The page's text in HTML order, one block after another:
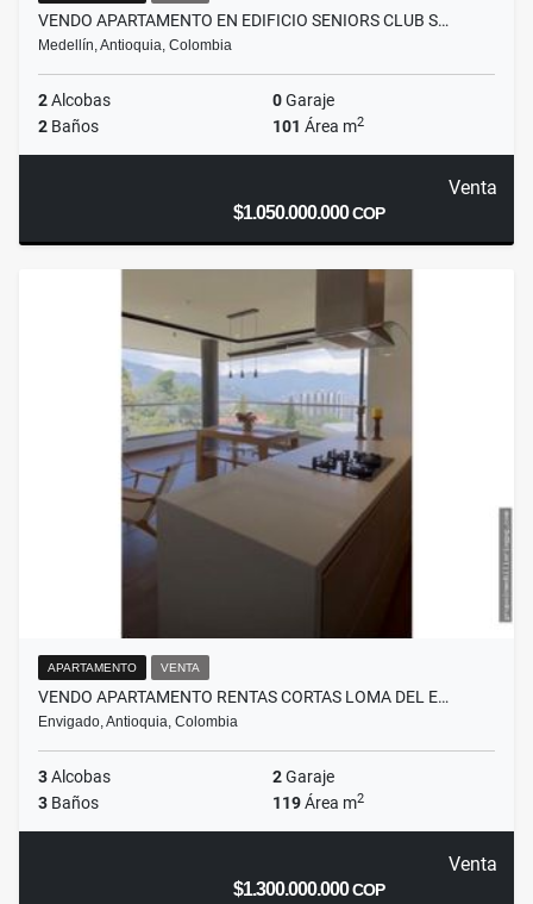
VENDO APARTAMENTO EN EDIFICIO SENIORS CLUB S…
Medellín, Antioquia, Colombia
2Alcobas 0Garaje
2 Baños 101 Área m2
Venta
$1.050.000.000COP
APARTAMENTO VENTA
VENDO APARTAMENTO RENTAS CORTAS LOMA DEL E…
Envigado, Antioquia, Colombia
3Alcobas 2Garaje
3 Baños 119Área m2
Venta
$1.300.000.000COP